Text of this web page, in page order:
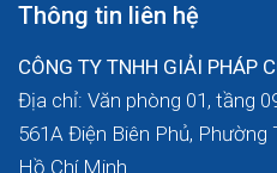
Thông tin liên hệ
CÔNG TY TNHH GIẢI PHÁP
Địa chỉ: Văn phòng 01, tầng
561A Điện Biên Phủ,
Hồ Chí Minh